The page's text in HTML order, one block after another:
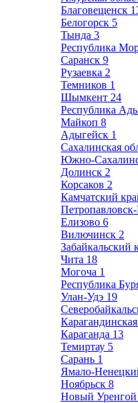
Благовещенск
Белогорск 5
Тында 3
Республика
Саранск 9
Рузаевка 2
Темников 1
Шымкент 24
Республика
Майкоп 8
Адыгейск 1
Сахалинская
Южно-
Долинск 2
Корсаков 2
Камчатский
Елизово 6
Вилючинск 2
Забайкальский
Чита 18
Могоча 1
Республика
Улан-Удэ 19
Караганда 13
Темиртау 5
Сарань 1
Ямало-
Ноябрьск 8
Новый Уренгой